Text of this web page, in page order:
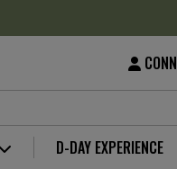
D-DAY EXPERIENCE